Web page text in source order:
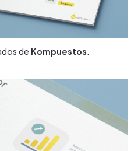
de Kompuestos.